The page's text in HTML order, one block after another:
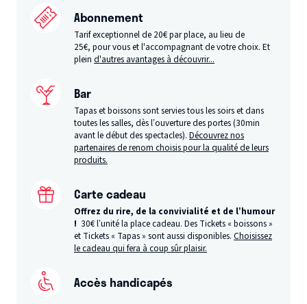
Abonnement
Tarif exceptionnel de 20€ par place, au lieu de
25€, pour vous et l'accompagnant de votre choix. Et
pleind'autres avantages à découvrir...
Bar
Tapas et boissons sont servies tous les soirs et dans
toutes les salles, dès l’ouverture des portes (30min
avant le début des spectacles).Découvrez nos
partenaires de renom choisis pour la qualité de leurs
produits.
Carte cadeau
Offrez du rire, de la convivialité et de l’humour
! 30€ l’unité la place cadeau. Des Tickets « boissons »
et Tickets « Tapas » sont aussi disponibles.Choisissez
le cadeau qui fera à coup sûr plaisir.
Accès handicapés